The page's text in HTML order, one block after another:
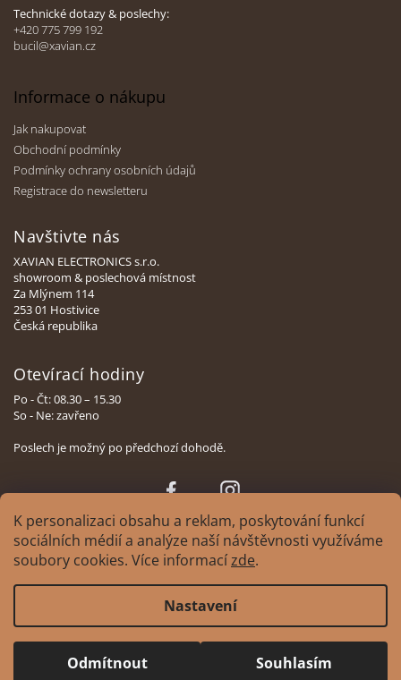
K personalizaci obsahu a reklam, poskytování funkcí
sociálních médií a analýze naší návštěvnosti využíváme
soubory cookies. Více informacízde.
Nastavení
Odmítnout Souhlasím
Technické dotazy & poslechy:
+420 775 799 192
bucil@xavian.cz
Informace o nákupu
Jak nakupovat
Obchodní podmínky
Podmínky ochrany osobních údajů
Registrace do newsletteru
Navštivte nás
XAVIAN ELECTRONICS s.r.o.
showroom & poslechová místnost
Za Mlýnem 114
253 01 Hostivice
Česká republika
Otevírací hodiny
Po - Čt: 08.30 – 15.30
So - Ne: zavřeno
Poslech je možný po předchozí dohodě.
Face
Insta
vyhrazena.
Upravit nastavení cookies